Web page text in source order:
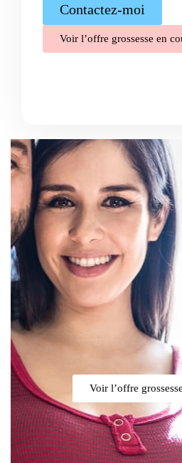
Contactez-moi
Voir l’offre grossesse en
Voir l’offre